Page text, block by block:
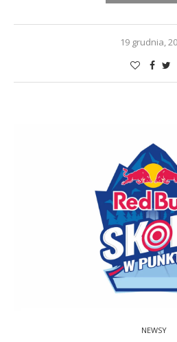
19 grudnia,
NEWSY